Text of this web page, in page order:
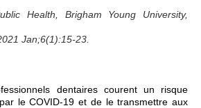
Health, Brigham Young University,
Jan;6(1):15-23.
dentaires courent un risque
le COVID-19 et de le transmettre aux